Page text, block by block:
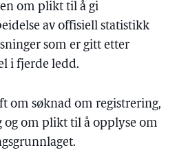
om plikt til å gi
av offisiell statistikk
som er gitt etter
i fjerde ledd.
om søknad om registrering,
og om plikt til å opplyse om